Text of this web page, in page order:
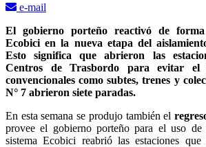
e-mail
El gobierno porteño reactivó de
Ecobici en la nueva etapa del
Esto significa que abrieron las
Centros de Trasbordo para evitar el
convencionales como subtes, trenes y
N° 7 abrieron siete paradas.
En esta semana se produjo también el
provee el gobierno porteño para el uso
sistema Ecobici reabrió las estaciones